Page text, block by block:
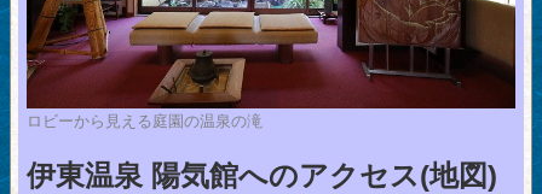
ロビーから見える庭園の温泉の滝
伊東温泉 陽気館へのアクセス(地図)